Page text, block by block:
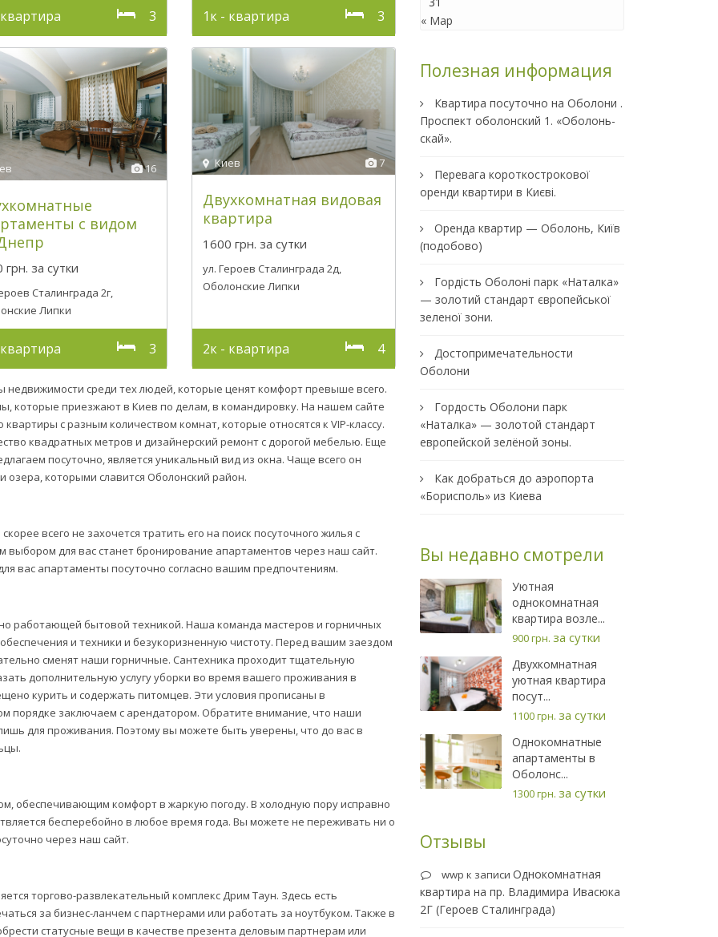
3 1к - квартира 3
16
с видом
грн. за сутки
Сталинграда 2г,
Липки
3
7
Киев
Двухкомнатная видовая
квартира
1600 грн. за сутки
ул. Героев Сталинграда 2д,
Оболонские Липки
2к - квартира 4
среди тех людей, которые ценят комфорт превыше всего.
которые приезжают в Киев по делам, в командировку. На нашем сайте
с разным количеством комнат, которые относятся к VIP-классу.
квадратных метров и дизайнерский ремонт с дорогой мебелью. Еще
посуточно, является уникальный вид из окна. Чаще всего он
которыми славится Оболонский район.
всего не захочется тратить его на поиск посуточного жилья с
для вас станет бронирование апартаментов через наш сайт.
вас апартаменты посуточно согласно вашим предпочтениям.
работающей бытовой техникой. Наша команда мастеров и горничных
и техники и безукоризненную чистоту. Перед вашим заездом
сменят наши горничные. Сантехника проходит тщательную
дополнительную услугу уборки во время вашего проживания в
курить и содержать питомцев. Эти условия прописаны в
порядке заключаем с арендатором. Обратите внимание, что наши
для проживания. Поэтому вы можете быть уверены, что до вас в
обеспечивающим комфорт в жаркую погоду. В холодную пору исправно
бесперебойно в любое время года. Вы можете не переживать ни о
через наш сайт.
торгово-развлекательный комплекс Дрим Таун. Здесь есть
за бизнес-ланчем с партнерами или работать за ноутбуком. Также в
статусные вещи в качестве презента деловым партнерам или
« Мар
Полезная информация
Квартира посуточно на Оболони .
Проспект оболонский 1. «Оболонь-
скай».
Перевага короткострокової
оренди квартири в Києві.
Оренда квартир — Оболонь, Київ
(подобово)
Гордість Оболоні парк «Наталка»
— золотий стандарт європейської
зеленої зони.
Достопримечательности
Оболони
Гордость Оболони парк
«Наталка» — золотой стандарт
европейской зелёной зоны.
Как добраться до аэропорта
«Борисполь» из Киева
Вы недавно смотрели
Уютная
однокомнатная
квартира возле...
900 грн. за сутки
Двухкомнатная
уютная квартира
посут...
1100 грн. за сутки
Однокомнатные
апартаменты в
Оболонс...
1300 грн. за сутки
Отзывы
wwp к записи Однокомнатная
квартира на пр. Владимира Ивасюка
2Г (Героев Сталинграда)